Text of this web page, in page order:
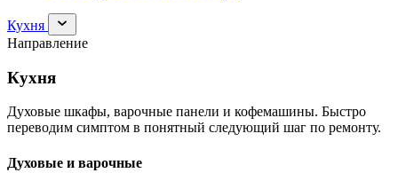
Кухня
Раскрыть
раздел
Кухня
Направление
Кухня
Духовые шкафы, варочные панели и кофемашины. Быстро
переводим симптом в понятный следующий шаг по ремонту.
Духовые и варочные